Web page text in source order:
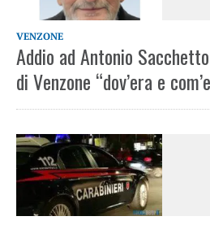
VENZONE
Addio ad Antonio
di Venzone “dov’era e